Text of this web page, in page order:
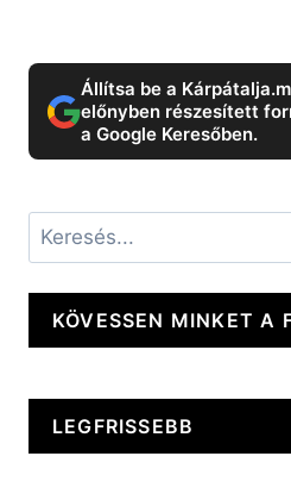
Állítsa be a
előnyben részesített
a Google Keresőben.
Keresés
KÖVESSEN MINKET A
LEGFRISSEBB